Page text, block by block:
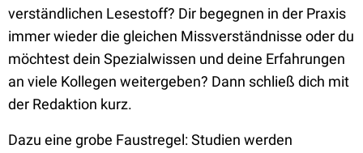
verständlichen Lesestoff? Dir begegnen in der Praxis
immer wieder die gleichen Missverständnisse oder du
möchtest dein Spezialwissen und deine Erfahrungen
an viele Kollegen weitergeben? Dann schließ dich mit
der Redaktion kurz.
Dazu eine grobe Faustregel: Studien werden